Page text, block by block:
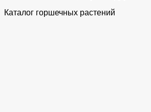
Каталог горшечных растений